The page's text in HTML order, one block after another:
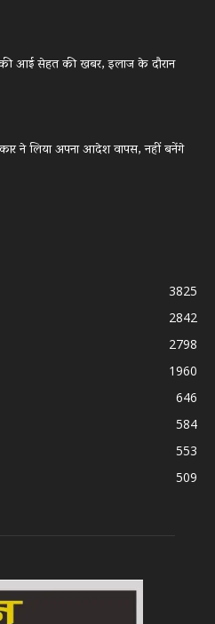
की आई सेहत की खबर, इलाज के दौरान
ने लिया अपना आदेश वापस, नहीं बनेंगे
3825
2842
2798
1960
646
584
553
509